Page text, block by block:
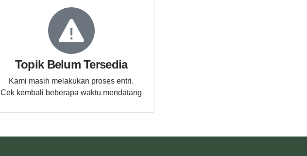
Topik Belum Tersedia
Kami masih melakukan proses entri.
Cek kembali beberapa waktu mendatang